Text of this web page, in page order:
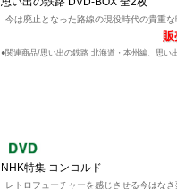
今は廃止となった路線の現役時代の貴重な
販
●関連商品/思い出の鉄路 北海道・本州編、思い
NHK特集 コンコルド
レトロフューチャーを感じさせる今はなき